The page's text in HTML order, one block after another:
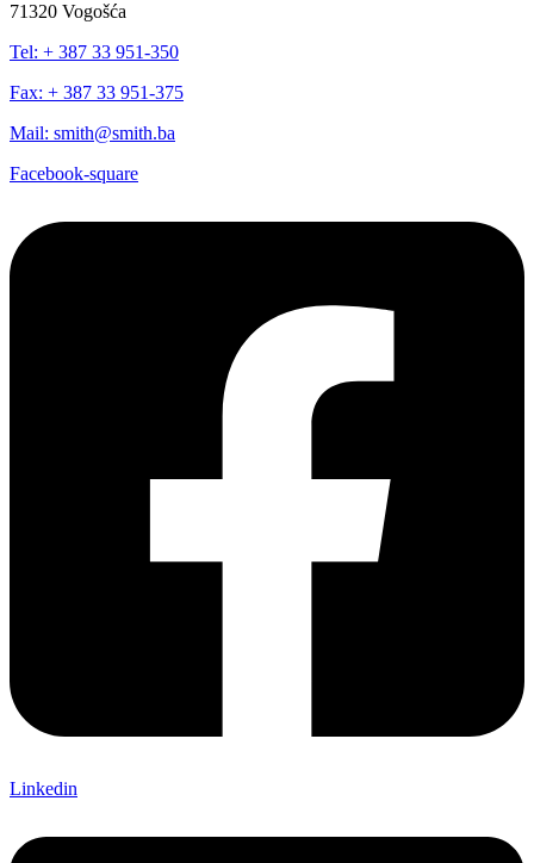
71320 Vogošća
Tel: + 387 33 951-350
Fax: + 387 33 951-375
Mail: smith@smith.ba
Facebook-square
Linkedin